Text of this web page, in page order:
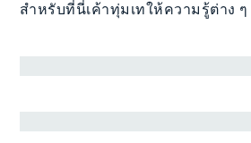
สำหรับที่นี่เค้าทุ่มเทให้ความรู้ต่าง ๆ